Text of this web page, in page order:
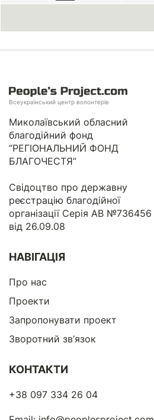
Всеукраїнський центр волонтерів
Миколаївський обласний
благодійний фонд
“РЕГІОНАЛЬНИЙ ФОНД
БЛАГОЧЕСТЯ”
Свідоцтво про державну
реєстрацію благодійної
організації Серія АВ №736456
від 26.09.08
НАВІГАЦІЯ
Про нас
Проекти
Запропонувати проект
Зворотний зв’язок
КОНТАКТИ
+38 097 334 26 04